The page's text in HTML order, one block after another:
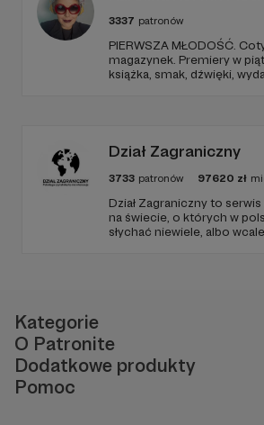
3337 patronów
PIERWSZA MŁODOŚĆ.
magazynek. Premiery w
książka, smak, dźwięki,
Dział Zagraniczny
3733 patronów 97620 zł
Dział Zagraniczny to
na świecie, o których w
słychać niewiele, albo wcale.
Kategorie
O Patronite
Dodatkowe produkty
Pomoc